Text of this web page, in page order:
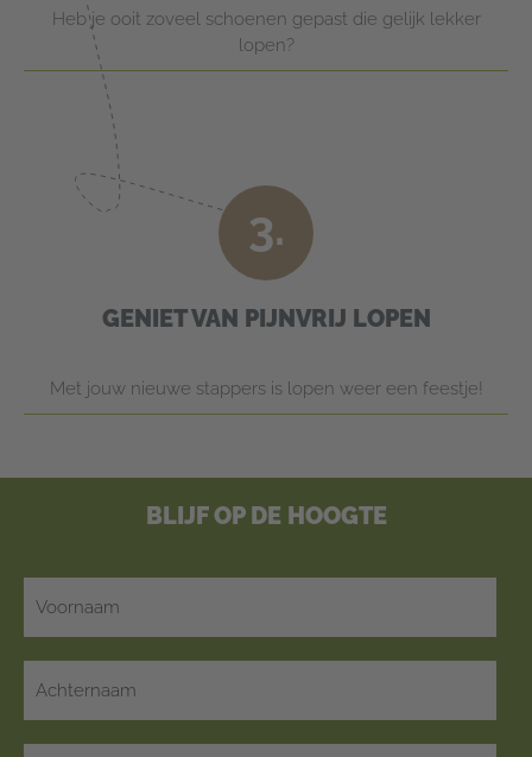
Heb je ooit zoveel schoenen gepast die gelijk lekker
lopen?
3.
GENIET VAN PIJNVRIJ LOPEN
Met jouw nieuwe stappers is lopen weer een feestje!
BLIJF OP DE HOOGTE